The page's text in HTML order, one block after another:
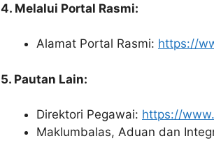
4. Melalui Portal Rasmi:
Alamat Portal Rasmi: https://
5. Pautan Lain:
Direktori Pegawai: https://
Maklumbalas, Aduan dan